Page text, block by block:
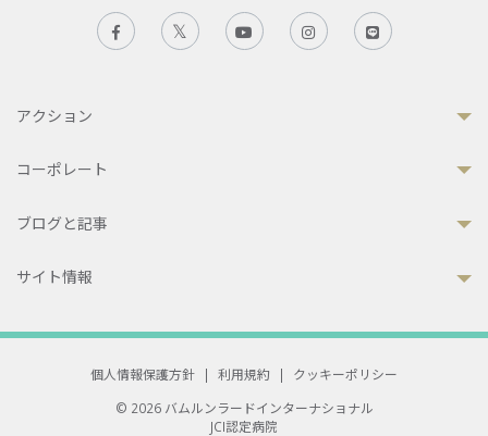
アクション
コーポレート
ブログと記事
サイト情報
個人情報保護方針 | 利用規約 |
クッキーポリシー
© 2026 バムルンラードインターナショナル
JCI認定病院